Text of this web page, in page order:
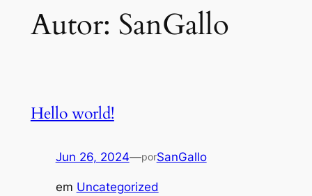
Autor: SanGallo
Hello world!
Jun 26, 2024—porSanGallo
em Uncategorized